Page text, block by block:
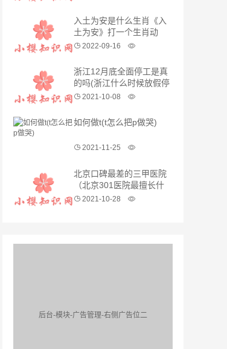
入土为安是什么生肖《入
土为安》打一个生肖动
物，词语解释
2022-09-16
浙江12月底全面停工是真
的吗(浙江什么时候放假停
工)2021-10-08
如何做t(t怎么把p做哭)
2021-11-25
北京口碑最差的三甲医院
（北京301医院最擅长什
么）2021-10-28
后台-模块-广告管理-右侧广告位二